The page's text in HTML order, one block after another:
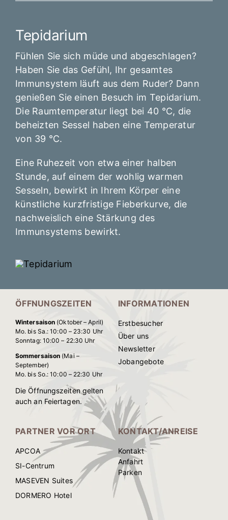
Tepidarium
Fühlen Sie sich müde und abgeschlagen?
Haben Sie das Gefühl, Ihr gesamtes
Immunsystem läuft aus dem Ruder? Dann
genießen Sie einen Besuch im Tepidarium.
Die Raumtemperatur liegt bei 40 °C, die
beheizten Sessel haben eine Temperatur
von 39 °C.
Eine Ruhezeit von etwa einer halben
Stunde, auf einem der wohlig warmen
Sesseln, bewirkt in Ihrem Körper eine
künstliche kurzfristige Fieberkurve, die
nachweislich eine Stärkung des
Immunsystems bewirkt.
ÖFFNUNGSZEITEN
Wintersaison (Oktober – April)
Mo. bis Sa.: 10:00 – 23:30 Uhr
Sonntag: 10:00 – 22:30 Uhr
Sommersaison (Mai –
September)
Mo. bis So.: 10:00 – 22:30 Uhr
Die Öffnungszeiten gelten
auch an Feiertagen.
INFORMATIONEN
Erstbesucher
Über uns
Newsletter
Jobangebote
PARTNER VOR ORT
APCOA
SI-Centrum
MASEVEN Suites
DORMERO Hotel
KONTAKT/ANREISE
Kontakt
Anfahrt
Parken